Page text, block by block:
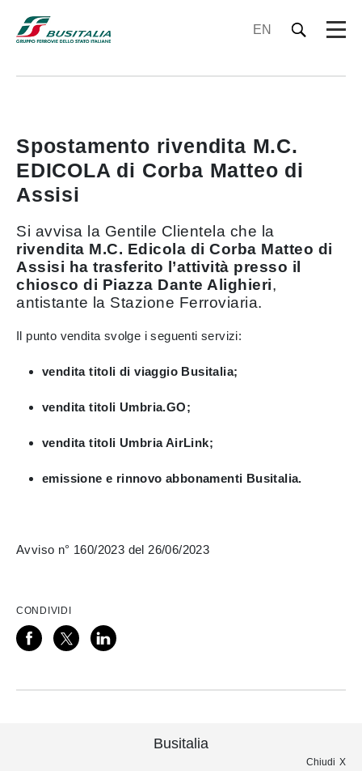
EN
Spostamento rivendita M.C.
EDICOLA di Corba Matteo di
Assisi
Si avvisa la Gentile Clientela che la
rivendita M.C. Edicola di Corba Matteo di
Assisi ha trasferito l’attività presso il
chiosco di Piazza Dante Alighieri,
antistante la Stazione Ferroviaria.
Il punto vendita svolge i seguenti servizi:
vendita titoli di viaggio Busitalia;
vendita titoli Umbria.GO;
vendita titoli Umbria AirLink;
emissione e rinnovo abbonamenti Busitalia.
Avviso n° 160/2023 del 26/06/2023
CONDIVIDI
Busitalia
Chiudi